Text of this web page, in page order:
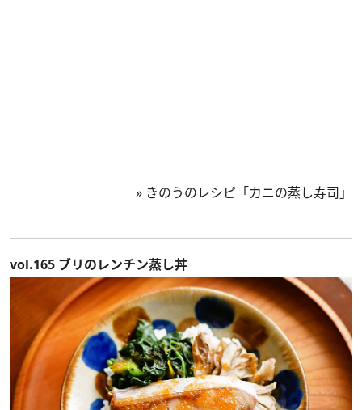
» きのうのレシピ「カニの蒸し寿司」
vol.165 ブリのレンチン蒸し丼